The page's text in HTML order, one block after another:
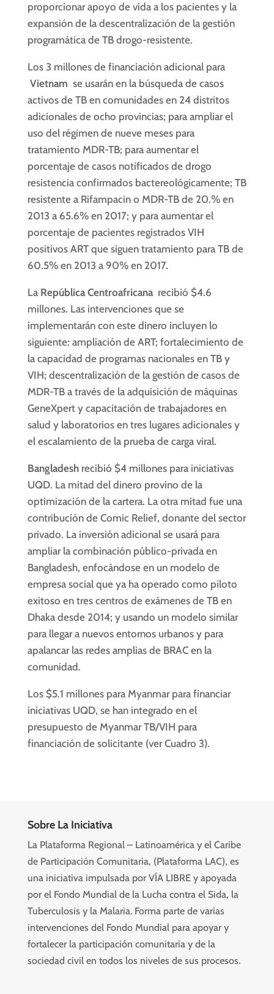
proporcionar apoyo de vida a los pacientes y la
expansión de la descentralización de la gestión
programática de TB drogo-resistente.
Los 3 millones de financiación adicional para
Vietnam se usarán en la búsqueda de casos
activos de TB en comunidades en 24 distritos
adicionales de ocho provincias; para ampliar el
uso del régimen de nueve meses para
tratamiento MDR-TB; para aumentar el
porcentaje de casos notificados de drogo
resistencia confirmados bactereológicamente; TB
resistente a Rifampacin o MDR-TB de 20.% en
2013 a 65.6% en 2017; y para aumentar el
porcentaje de pacientes registrados VIH
positivos ART que siguen tratamiento para TB de
60.5% en 2013 a 90% en 2017.
La República Centroafricana recibió $4.6
millones. Las intervenciones que se
implementarán con este dinero incluyen lo
siguiente: ampliación de ART; fortalecimiento de
la capacidad de programas nacionales en TB y
VIH; descentralización de la gestión de casos de
MDR-TB a través de la adquisición de máquinas
GeneXpert y capacitación de trabajadores en
salud y laboratorios en tres lugares adicionales y
el escalamiento de la prueba de carga viral.
Bangladeshrecibió $4 millones para iniciativas
UQD. La mitad del dinero provino de la
optimización de la cartera. La otra mitad fue una
contribución de Comic Relief, donante del sector
privado. La inversión adicional se usará para
ampliar la combinación público-privada en
Bangladesh, enfocándose en un modelo de
empresa social que ya ha operado como piloto
exitoso en tres centros de exámenes de TB en
Dhaka desde 2014; y usando un modelo similar
para llegar a nuevos entornos urbanos y para
apalancar las redes amplias de BRAC en la
comunidad.
Los $5.1 millones para Myanmar para financiar
iniciativas UQD, se han integrado en el
presupuesto de Myanmar TB/VIH para
financiación de solicitante (ver Cuadro 3).
Sobre La Iniciativa
La Plataforma Regional – Latinoamérica y el Caribe
de Participación Comunitaria, (Plataforma LAC), es
una iniciativa impulsada por VÍA LIBRE y apoyada
por el Fondo Mundial de la Lucha contra el Sida, la
Tuberculosis y la Malaria. Forma parte de varias
intervenciones del Fondo Mundial para apoyar y
fortalecer la participación comunitaria y de la
sociedad civil en todos los niveles de sus procesos.